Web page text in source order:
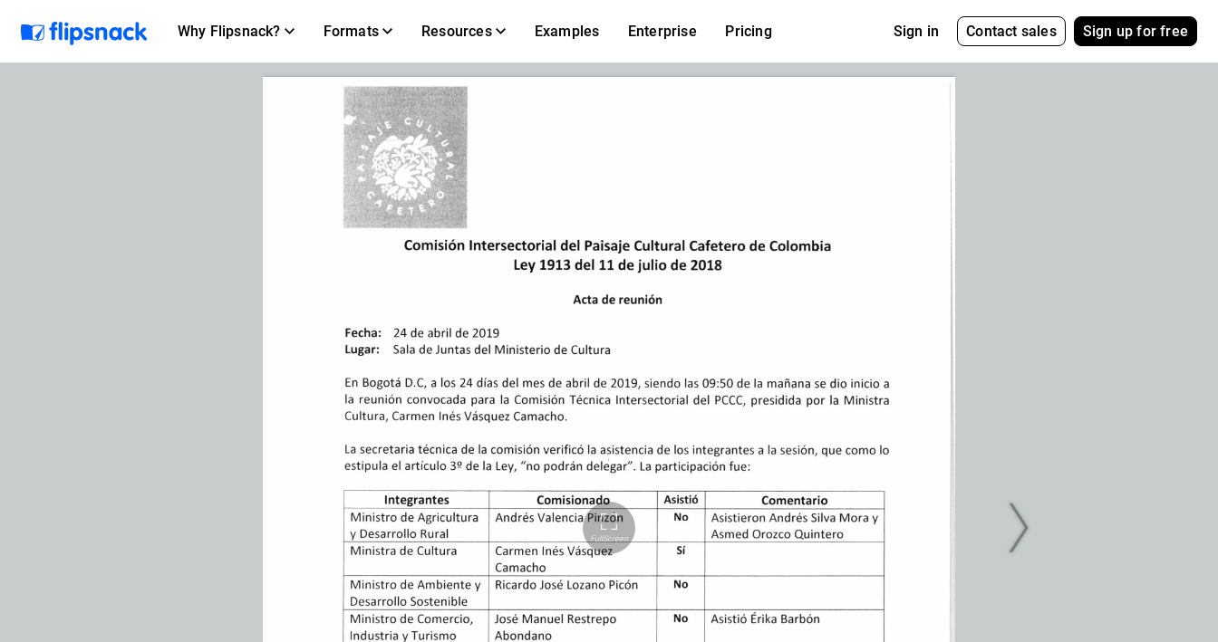
Why Flipsnack? Formats Resources Examples Enterprise Pricing Sign in Contact sales Sign up for free